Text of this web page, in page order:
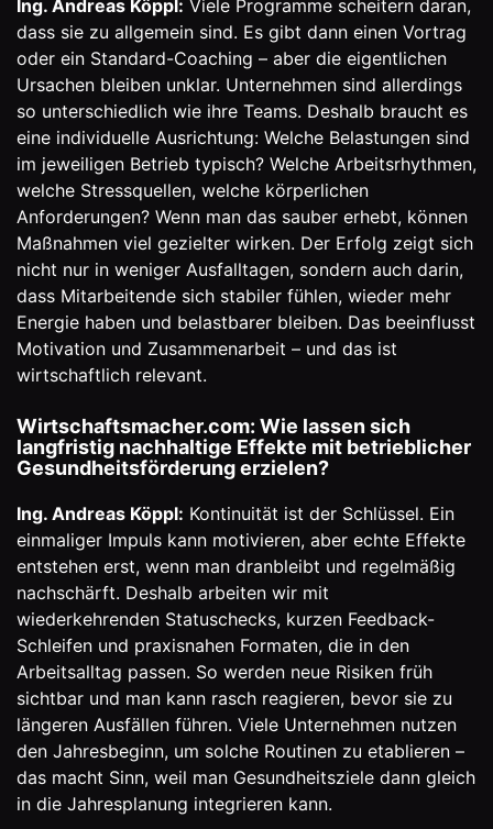
Ing. Andreas Köppl: Viele Programme scheitern daran,
dass sie zu allgemein sind. Es gibt dann einen Vortrag
oder ein Standard-Coaching – aber die eigentlichen
Ursachen bleiben unklar. Unternehmen sind allerdings
so unterschiedlich wie ihre Teams. Deshalb braucht es
eine individuelle Ausrichtung: Welche Belastungen sind
im jeweiligen Betrieb typisch? Welche Arbeitsrhythmen,
welche Stressquellen, welche körperlichen
Anforderungen? Wenn man das sauber erhebt, können
Maßnahmen viel gezielter wirken. Der Erfolg zeigt sich
nicht nur in weniger Ausfalltagen, sondern auch darin,
dass Mitarbeitende sich stabiler fühlen, wieder mehr
Energie haben und belastbarer bleiben. Das beeinflusst
Motivation und Zusammenarbeit – und das ist
wirtschaftlich relevant.
Wirtschaftsmacher.com: Wie lassen sich
langfristig nachhaltige Effekte mit betrieblicher
Gesundheitsförderung erzielen?
Ing. Andreas Köppl: Kontinuität ist der Schlüssel. Ein
einmaliger Impuls kann motivieren, aber echte Effekte
entstehen erst, wenn man dranbleibt und regelmäßig
nachschärft. Deshalb arbeiten wir mit
wiederkehrenden Statuschecks, kurzen Feedback-
Schleifen und praxisnahen Formaten, die in den
Arbeitsalltag passen. So werden neue Risiken früh
sichtbar und man kann rasch reagieren, bevor sie zu
längeren Ausfällen führen. Viele Unternehmen nutzen
den Jahresbeginn, um solche Routinen zu etablieren –
das macht Sinn, weil man Gesundheitsziele dann gleich
in die Jahresplanung integrieren kann.